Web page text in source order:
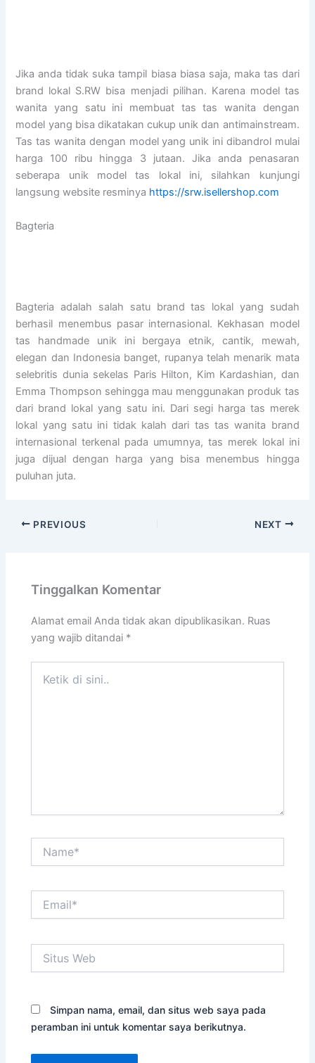
Jika anda tidak suka tampil biasa biasa saja, maka tas dari
brand lokal S.RW bisa menjadi pilihan. Karena model tas
wanita yang satu ini membuat tas tas wanita dengan
model yang bisa dikatakan cukup unik dan antimainstream.
Tas tas wanita dengan model yang unik ini dibandrol mulai
harga 100 ribu hingga 3 jutaan. Jika anda penasaran
seberapa unik model tas lokal ini, silahkan kunjungi
langsung website resminya https://srw.isellershop.com
Bagteria
Bagteria adalah salah satu brand tas lokal yang sudah
berhasil menembus pasar internasional. Kekhasan model
tas handmade unik ini bergaya etnik, cantik, mewah,
elegan dan Indonesia banget, rupanya telah menarik mata
selebritis dunia sekelas Paris Hilton, Kim Kardashian, dan
Emma Thompson sehingga mau menggunakan produk tas
dari brand lokal yang satu ini. Dari segi harga tas merek
lokal yang satu ini tidak kalah dari tas tas wanita brand
internasional terkenal pada umumnya, tas merek lokal ini
juga dijual dengan harga yang bisa menembus hingga
puluhan juta.
PREVIOUS NEXT
Tinggalkan Komentar
Alamat email Anda tidak akan dipublikasikan. Ruas
yang wajib ditandai *
Web
Simpan nama, email, dan situs web saya pada
peramban ini untuk komentar saya berikutnya.